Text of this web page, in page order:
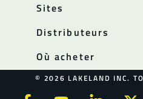
Sites
Distributeurs
Où acheter
© 2026 LAKELAND INC.